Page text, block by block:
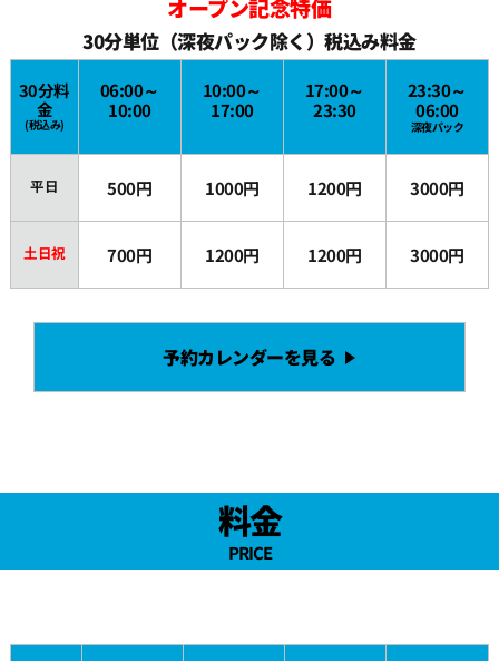
19:00
19:30
20:00
20:30
22:30
23:00
オープン記念特価
30分単位（深夜パック除く）税込み料金
30分料
金
(税込み)
06:00～
10:00
10:00～
17:00
17:00～
23:30
23:30～
06:00
深夜パック
平日 500円 1000円 1200円 3000円
土日祝 700円 1200円 1200円 3000円
予約カレンダーを見る
料金
PRICE